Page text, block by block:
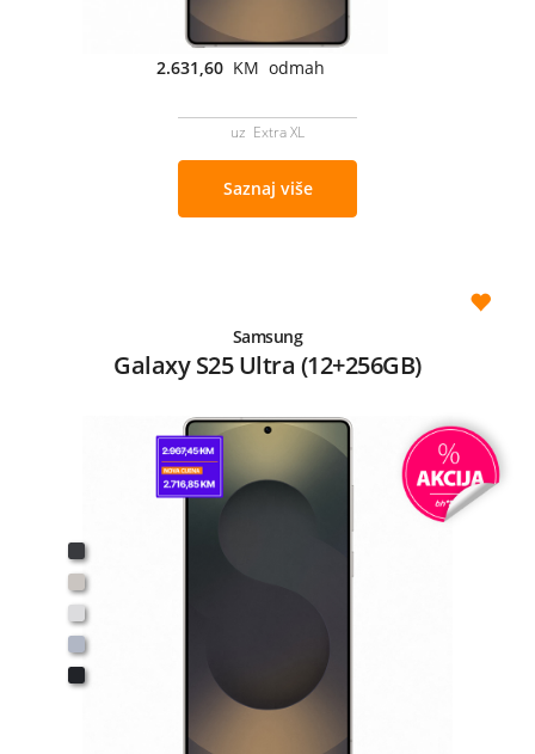
2.631,60 KM odmah
uz Extra XL
Saznaj više
Samsung
Galaxy S25 Ultra (12+256GB)